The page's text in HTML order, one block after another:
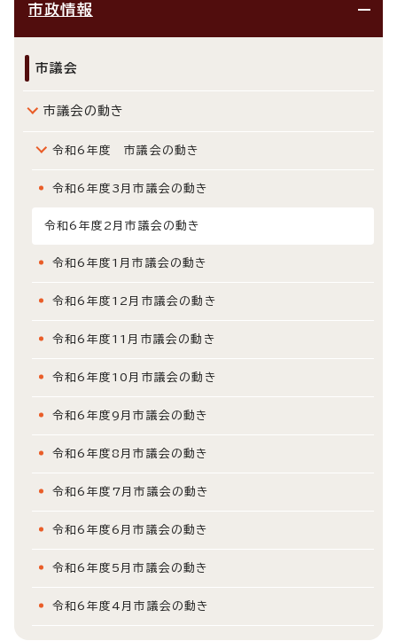
市政情報
市議会
市議会の動き
令和6年度 市議会の動き
令和6年度3月市議会の動き
令和6年度2月市議会の動き
令和6年度1月市議会の動き
令和6年度12月市議会の動き
令和6年度11月市議会の動き
令和6年度10月市議会の動き
令和6年度9月市議会の動き
令和6年度8月市議会の動き
令和6年度7月市議会の動き
令和6年度6月市議会の動き
令和6年度5月市議会の動き
令和6年度4月市議会の動き